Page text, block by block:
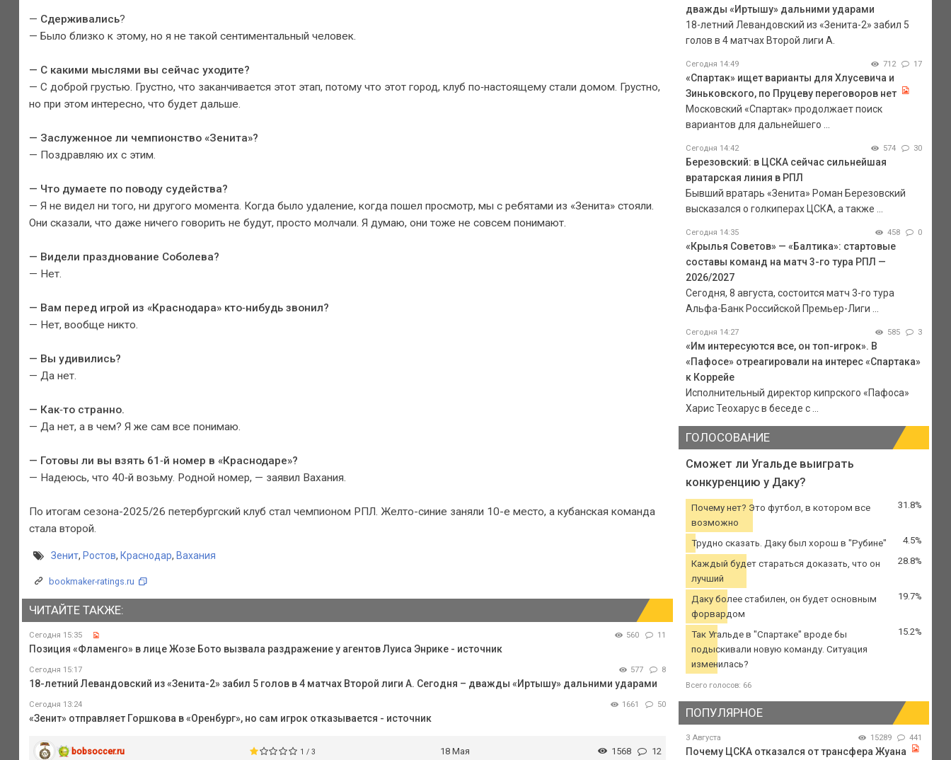
— Сдерживались?
— Было близко к этому, но я не такой сентиментальный человек.
— С какими мыслями вы сейчас уходите?
— С доброй грустью. Грустно, что заканчивается этот этап, потому что этот город, клуб по‑настоящему стали домом. Грустно,
но при этом интересно, что будет дальше.
— Заслуженное ли чемпионство «Зенита»?
— Поздравляю их с этим.
— Что думаете по поводу судейства?
— Я не видел ни того, ни другого момента. Когда было удаление, когда пошел просмотр, мы с ребятами из «Зенита» стояли.
Они сказали, что даже ничего говорить не будут, просто молчали. Я думаю, они тоже не совсем понимают.
— Видели празднование Соболева?
— Нет.
— Вам перед игрой из «Краснодара» кто‑нибудь звонил?
— Нет, вообще никто.
— Вы удивились?
— Да нет.
— Как‑то странно.
— Да нет, а в чем? Я же сам все понимаю.
— Готовы ли вы взять 61‑й номер в «Краснодаре»?
— Надеюсь, что 40‑й возьму. Родной номер, — заявил Вахания.
По итогам сезона-2025/26 петербургский клуб стал чемпионом РПЛ. Желто-синие заняли 10-е место, а кубанская команда
стала второй.
Зенит, Ростов, Краснодар, Вахания
bookmaker-ratings.ru
ЧИТАЙТЕ ТАКЖЕ:
Сегодня 15:35 560 11
Позиция «Фламенго» в лице Жозе Бото вызвала раздражение у агентов Луиса Энрике - источник
Сегодня 15:17 577 8
18-летний Левандовский из «Зенита-2» забил 5 голов в 4 матчах Второй лиги А. Сегодня – дважды «Иртышу» дальними ударами
Сегодня 13:24 1661 50
«Зенит» отправляет Горшкова в «Оренбург», но сам игрок отказывается - источник
bobsoccer.ru 1 / 3 18 Мая 1568 12
дважды «Иртышу» дальними ударами
18-летний Левандовский из «Зенита-2» забил 5
голов в 4 матчах Второй лиги А.
Сегодня 14:49 712 17
«Спартак» ищет варианты для Хлусевича и
Зиньковского, по Пруцеву переговоров нет
Московский «Спартак» продолжает поиск
вариантов для дальнейшего ...
Сегодня 14:42 574 30
Березовский: в ЦСКА сейчас сильнейшая
вратарская линия в РПЛ
Бывший вратарь «Зенита» Роман Березовский
высказался о голкиперах ЦСКА, а также ...
Сегодня 14:35 458 0
«Крылья Советов» — «Балтика»: стартовые
составы команд на матч 3-го тура РПЛ —
2026/2027
Сегодня, 8 августа, состоится матч 3-го тура
Альфа-Банк Российской Премьер-Лиги ...
Сегодня 14:27 585 3
«Им интересуются все, он топ-игрок». В
«Пафосе» отреагировали на интерес «Спартака»
к Коррейе
Исполнительный директор кипрского «Пафоса»
Харис Теохарус в беседе с ...
ГОЛОСОВАНИЕ
Сможет ли Угальде выиграть
конкуренцию у Даку?
Почему нет? Это футбол, в котором все
возможно
31.8%
Трудно сказать. Даку был хорош в "Рубине" 4.5%
Каждый будет стараться доказать, что он
лучший
28.8%
Даку более стабилен, он будет основным
форвардом
19.7%
Так Угальде в "Спартаке" вроде бы
подыскивали новую команду. Ситуация
изменилась?
15.2%
Всего голосов: 66
ПОПУЛЯРНОЕ
3 Августа 15289 441
Почему ЦСКА отказался от трансфера Жуана